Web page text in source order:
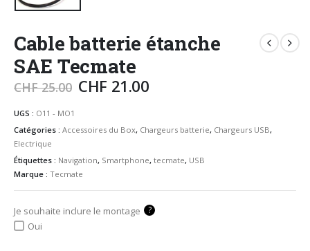
Cable batterie étanche
SAE Tecmate
CHF25.00 CHF 21.00
UGS : O11 - MO1
Catégories : Accessoires du Box, Chargeurs batterie, Chargeurs USB,
Electrique
Étiquettes : Navigation, Smartphone, tecmate, USB
Marque : Tecmate
Je souhaite inclure le montage ?
Oui